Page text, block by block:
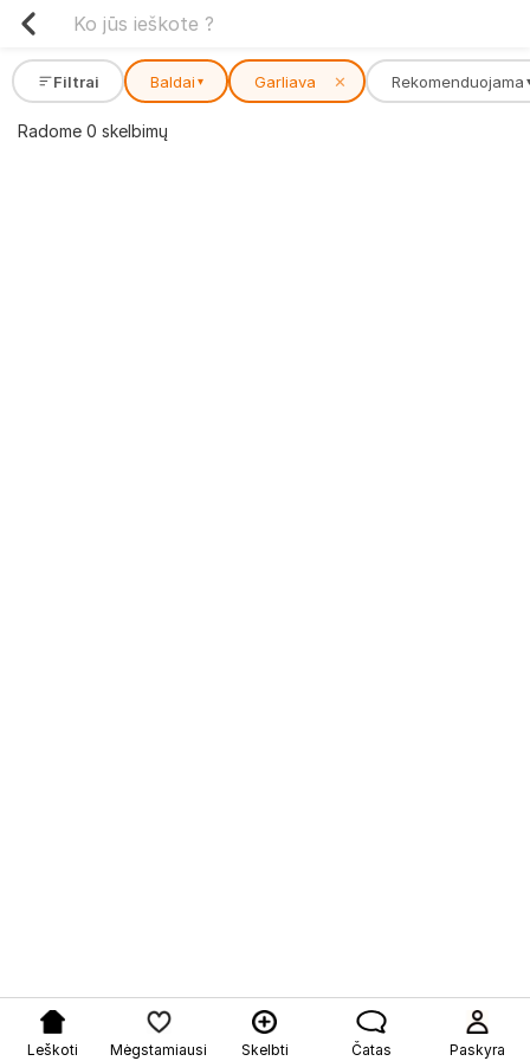
Filtrai Baldai ▾ Garliava ✕ Rekomenduojama
Radome 0 skelbimų
Leškoti Mėgstamiausi Skelbti Čatas Paskyra